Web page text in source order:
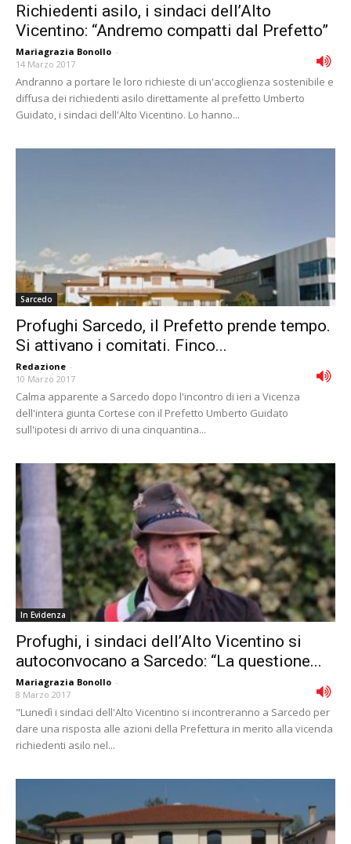
Richiedenti asilo, i sindaci dell’Alto
Vicentino: “Andremo compatti dal Prefetto”
Mariagrazia Bonollo -
14 Marzo 2017
Andranno a portare le loro richieste di un'accoglienza sostenibile e
diffusa dei richiedenti asilo direttamente al prefetto Umberto
Guidato, i sindaci dell'Alto Vicentino. Lo hanno...
Sarcedo
Profughi Sarcedo, il Prefetto prende tempo.
Si attivano i comitati. Finco...
Redazione -
10 Marzo 2017
Calma apparente a Sarcedo dopo l'incontro di ieri a Vicenza
dell'intera giunta Cortese con il Prefetto Umberto Guidato
sull'ipotesi di arrivo di una cinquantina...
In Evidenza
Profughi, i sindaci dell’Alto Vicentino si
autoconvocano a Sarcedo: “La questione...
Mariagrazia Bonollo -
8 Marzo 2017
"Lunedì i sindaci dell'Alto Vicentino si incontreranno a Sarcedo per
dare una risposta alle azioni della Prefettura in merito alla vicenda
richiedenti asilo nel...